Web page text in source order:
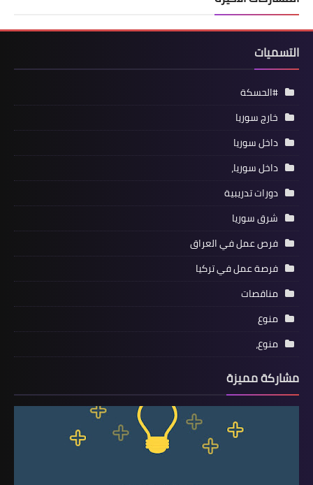
التسميات
#الحسكة
خارج سوريا
داخل سوريا
داخل سوريا،
دورات تدريبية
شرق سوريا
فرص عمل في العراق
فرصة عمل في تركيا
مناقصات
منوع
منوع،
مشاركة مميزة